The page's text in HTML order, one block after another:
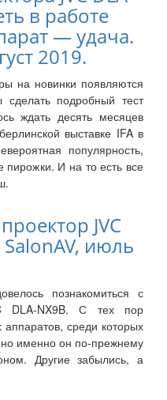
в работе
— удача.
2019.
на новинки появляются
подробный тест
ждать десять месяцев
выставке IFA в
популярность,
пирожки. И на то есть все
JVC
SalonAV, июль
познакомиться с
DLA-NX9B. С тех пор
среди которых
именно он по-прежнему
Другие забылись, а